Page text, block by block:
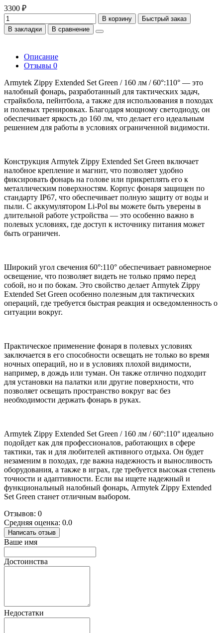
3300 ₽
В корзину
Быстрый заказ
В закладки
В сравнение
Описание
Отзывы 0
Armytek Zippy Extended Set Green / 160 лм / 60°:110° — это
налобный фонарь, разработанный для тактических задач,
страйкбола, пейнтбола, а также для использования в походах
и полевых тренировках. Благодаря мощному светодиоду, он
обеспечивает яркость до 160 лм, что делает его идеальным
решением для работы в условиях ограниченной видимости.
Конструкция Armytek Zippy Extended Set Green включает
налобное крепление и магнит, что позволяет удобно
фиксировать фонарь на голове или прикреплять его к
металлическим поверхностям. Корпус фонаря защищен по
стандарту IP67, что обеспечивает полную защиту от воды и
пыли. С аккумулятором Li-Pol вы можете быть уверены в
длительной работе устройства — это особенно важно в
полевых условиях, где доступ к источнику питания может
быть ограничен.
Широкий угол свечения 60°:110° обеспечивает равномерное
освещение, что позволяет видеть не только прямо перед
собой, но и по бокам. Это свойство делает Armytek Zippy
Extended Set Green особенно полезным для тактических
операций, где требуется быстрая реакция и осведомленность о
ситуации вокруг.
Практическое применение фонаря в полевых условиях
заключается в его способности освещать не только во время
ночных операций, но и в условиях плохой видимости,
например, в дождь или туман. Он также отлично подходит
для установки на палатки или другие поверхности, что
позволяет освещать пространство вокруг вас без
необходимости держать фонарь в руках.
Armytek Zippy Extended Set Green / 160 лм / 60°:110° идеально
подойдет как для профессионалов, работающих в сфере
тактики, так и для любителей активного отдыха. Он будет
незаменим в походах, где важна надежность и выносливость
оборудования, а также в играх, где требуется высокая степень
точности и адаптивности. Если вы ищете надежный и
функциональный налобный фонарь, Armytek Zippy Extended
Set Green станет отличным выбором.
Отзывов: 0
Средняя оценка: 0.0
Написать отзыв
Ваше имя
Достоинства
Недостатки